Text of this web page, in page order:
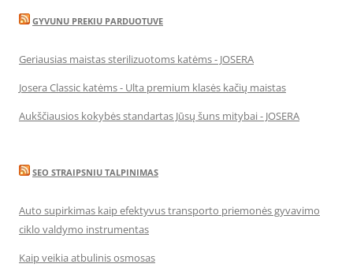
GYVUNU PREKIU PARDUOTUVE
Geriausias maistas sterilizuotoms katėms - JOSERA
Josera Classic katėms - Ulta premium klasės kačių maistas
Aukščiausios kokybės standartas Jūsų šuns mitybai - JOSERA
SEO STRAIPSNIU TALPINIMAS
Auto supirkimas kaip efektyvus transporto priemonės gyvavimo
ciklo valdymo instrumentas
Kaip veikia atbulinis osmosas